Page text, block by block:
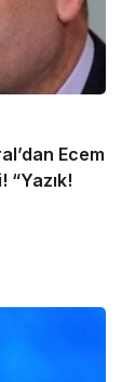
Ecem
“Yazık!